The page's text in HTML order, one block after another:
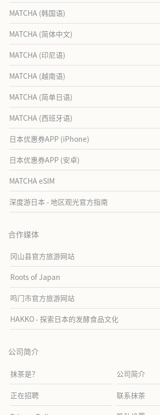
MATCHA (韩国语)
MATCHA (简体中文)
MATCHA (印尼语)
MATCHA (越南语)
MATCHA (简单日语)
MATCHA (西班牙语)
日本优惠券APP (iPhone)
日本优惠券APP (安卓)
MATCHA eSIM
深度游日本 - 地区观光官方指南
合作媒体
冈山县官方旅游网站
Roots of Japan
鸣门市官方旅游网站
HAKKO - 探索日本的发酵食品文化
公司简介
抹茶是？ 公司简介
正在招聘 联系抹茶